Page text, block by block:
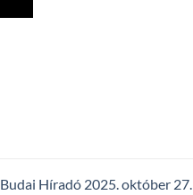
Budai Híradó 2025. október 27.